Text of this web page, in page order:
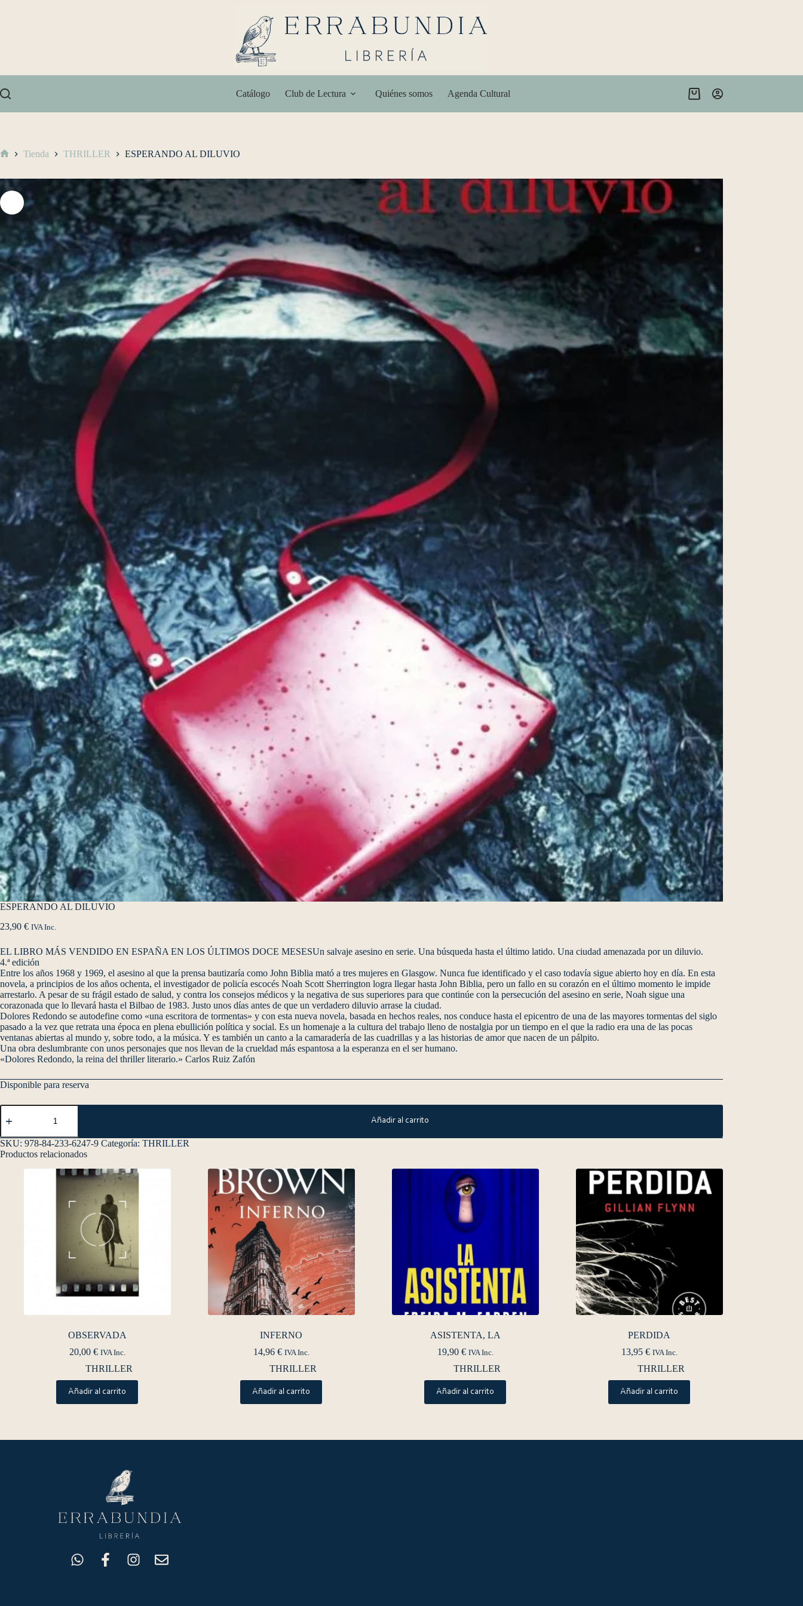
Catálogo Club de Lectura Quiénes somos Agenda Cultural
Tienda THRILLER ESPERANDO AL DILUVIO
ESPERANDO AL DILUVIO
23,90 € IVA Inc.
EL LIBRO MÁS VENDIDO EN ESPAÑA EN LOS ÚLTIMOS DOCE MESESUn salvaje asesino en serie. Una búsqueda hasta el último latido. Una ciudad amenazada por un diluvio.
4.ª edición
Entre los años 1968 y 1969, el asesino al que la prensa bautizaría como John Biblia mató a tres mujeres en Glasgow. Nunca fue identificado y el caso todavía sigue abierto hoy en día. En esta
novela, a principios de los años ochenta, el investigador de policía escocés Noah Scott Sherrington logra llegar hasta John Biblia, pero un fallo en su corazón en el último momento le impide
arrestarlo. A pesar de su frágil estado de salud, y contra los consejos médicos y la negativa de sus superiores para que continúe con la persecución del asesino en serie, Noah sigue una
corazonada que lo llevará hasta el Bilbao de 1983. Justo unos días antes de que un verdadero diluvio arrase la ciudad.
Dolores Redondo se autodefine como «una escritora de tormentas» y con esta nueva novela, basada en hechos reales, nos conduce hasta el epicentro de una de las mayores tormentas del siglo
pasado a la vez que retrata una época en plena ebullición política y social. Es un homenaje a la cultura del trabajo lleno de nostalgia por un tiempo en el que la radio era una de las pocas
ventanas abiertas al mundo y, sobre todo, a la música. Y es también un canto a la camaradería de las cuadrillas y a las historias de amor que nacen de un pálpito.
Una obra deslumbrante con unos personajes que nos llevan de la crueldad más espantosa a la esperanza en el ser humano.
«Dolores Redondo, la reina del thriller literario.» Carlos Ruiz Zafón
Disponible para reserva
Añadir al carrito
SKU: 978-84-233-6247-9 Categoría: THRILLER
Productos relacionados
OBSERVADA
20,00 € IVA Inc.
THRILLER
Añadir al carrito
INFERNO
14,96 € IVA Inc.
THRILLER
Añadir al carrito
ASISTENTA, LA
19,90 € IVA Inc.
THRILLER
Añadir al carrito
PERDIDA
13,95 € IVA Inc.
THRILLER
Añadir al carrito